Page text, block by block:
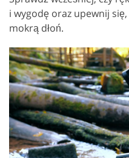
i wygodę oraz upewnij
mokrą dłoń.